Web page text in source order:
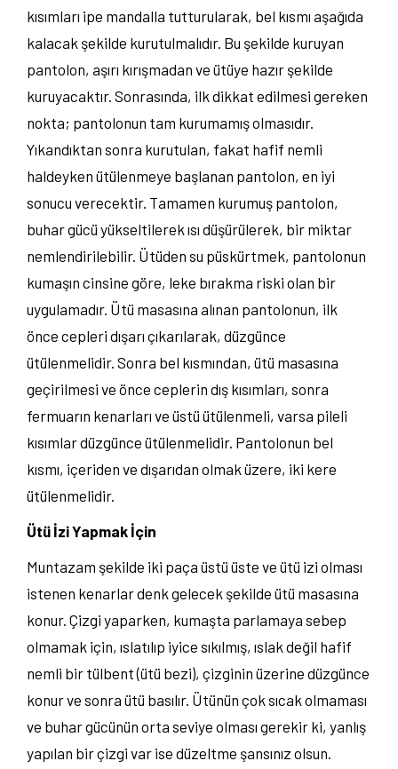
kısımları ipe mandalla tutturularak, bel kısmı aşağıda
kalacak şekilde kurutulmalıdır. Bu şekilde kuruyan
pantolon, aşırı kırışmadan ve ütüye hazır şekilde
kuruyacaktır. Sonrasında, ilk dikkat edilmesi gereken
nokta; pantolonun tam kurumamış olmasıdır.
Yıkandıktan sonra kurutulan, fakat hafif nemli
haldeyken ütülenmeye başlanan pantolon, en iyi
sonucu verecektir. Tamamen kurumuş pantolon,
buhar gücü yükseltilerek ısı düşürülerek, bir miktar
nemlendirilebilir. Ütüden su püskürtmek, pantolonun
kumaşın cinsine göre, leke bırakma riski olan bir
uygulamadır. Ütü masasına alınan pantolonun, ilk
önce cepleri dışarı çıkarılarak, düzgünce
ütülenmelidir. Sonra bel kısmından, ütü masasına
geçirilmesi ve önce ceplerin dış kısımları, sonra
fermuarın kenarları ve üstü ütülenmeli, varsa pileli
kısımlar düzgünce ütülenmelidir. Pantolonun bel
kısmı, içeriden ve dışarıdan olmak üzere, iki kere
ütülenmelidir.
Ütü İzi Yapmak İçin
Muntazam şekilde iki paça üstü üste ve ütü izi olması
istenen kenarlar denk gelecek şekilde ütü masasına
konur. Çizgi yaparken, kumaşta parlamaya sebep
olmamak için, ıslatılıp iyice sıkılmış, ıslak değil hafif
nemli bir tülbent (ütü bezi), çizginin üzerine düzgünce
konur ve sonra ütü basılır. Ütünün çok sıcak olmaması
ve buhar gücünün orta seviye olması gerekir ki, yanlış
yapılan bir çizgi var ise düzeltme şansınız olsun.